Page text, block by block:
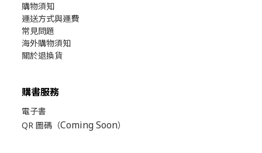
購物須知
運送方式與運費
常見問題
海外購物須知
關於退換貨
購書服務
電子書
QR 圖碼（Coming Soon）